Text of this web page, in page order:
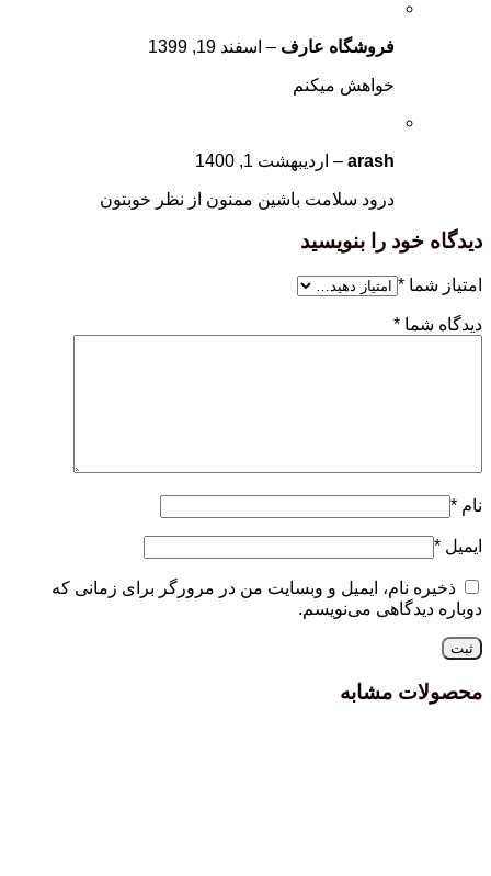
فروشگاه عارف – اسفند 19, 1399
خواهش میکنم
arash
– اردیبهشت 1, 1400
درود سلامت باشین ممنون از نظر خوبتون
دیدگاه خود را بنویسید
امتیاز شما *
دیدگاه شما *
نام *
ایمیل *
ذخیره نام، ایمیل و وبسایت من در مرورگر برای زمانی که
دوباره دیدگاهی می‌نویسم.
محصولات مشابه